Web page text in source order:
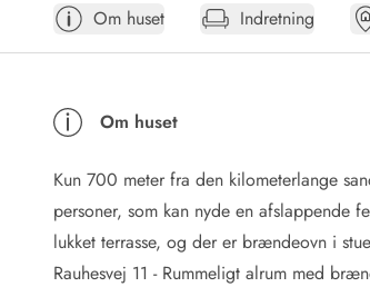
Sommerhus ABC
Forbrugsafregning (Strøm, vand...)
Lån og lej
Rengøring
Gavekort
Book tidligt
Lejebetingelser
Om huset Indretning
Om huset
Kun 700 meter fra den kilometerlange
personer, som kan nyde en afslappende
lukket terrasse, og der er brændeovn i
Rauhesvej 11 - Rummeligt alrum med